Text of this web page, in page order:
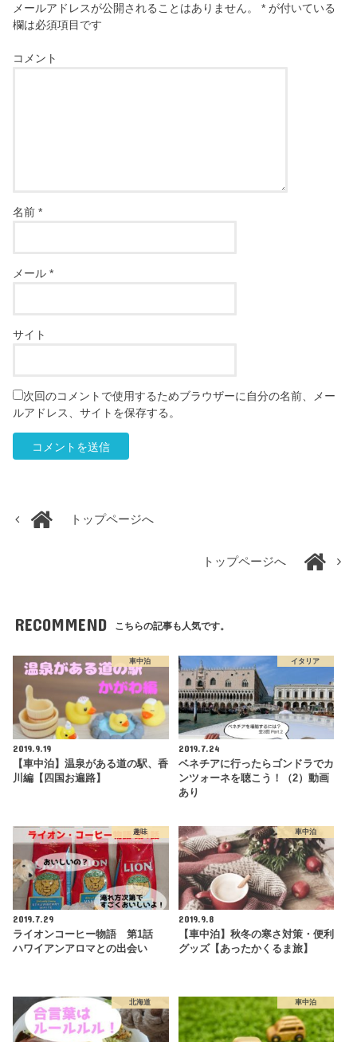
メールアドレスが公開されることはありません。 * が付いている
欄は必須項目です
コメント
名前*
メール*
サイト
次回のコメントで使用するためブラウザーに自分の名前、メー
ルアドレス、サイトを保存する。
トップページへ
トップページへ
RECOMMEND こちらの記事も人気です。
車中泊
2019.9.19
【車中泊】温泉がある道の駅、香
川編【四国お遍路】
イタリア
2019.7.24
ベネチアに行ったらゴンドラでカ
ンツォーネを聴こう！（2）動画
あり
趣味
2019.7.29
ライオンコーヒー物語 第1話
ハワイアンアロマとの出会い
車中泊
2019.9.8
【車中泊】秋冬の寒さ対策・便利
グッズ【あったかくるま旅】
北海道 車中泊